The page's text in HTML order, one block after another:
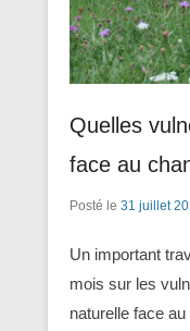
Quelles
face au
Posté le 31 juillet
Un important
mois sur les
naturelle face